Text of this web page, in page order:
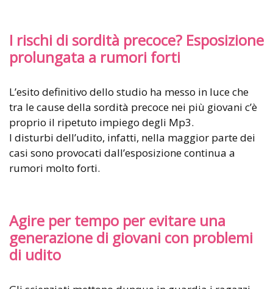
I rischi di sordità precoce? Esposizione
prolungata a rumori forti
L’esito definitivo dello studio ha messo in luce che
tra le cause della sordità precoce nei più giovani c’è
proprio il ripetuto impiego degli Mp3.
I disturbi dell’udito, infatti, nella maggior parte dei
casi sono provocati dall’esposizione continua a
rumori molto forti.
Agire per tempo per evitare una
generazione di giovani con problemi
di udito